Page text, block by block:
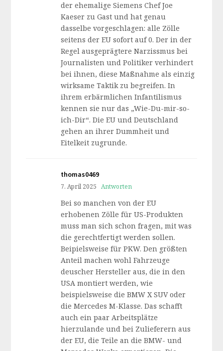
der ehemalige Siemens Chef Joe
Kaeser zu Gast und hat genau
dasselbe vorgeschlagen: alle Zölle
seitens der EU sofort auf 0. Der in der
Regel ausgeprägtere Narzissmus bei
Journalisten und Politiker verhindert
bei ihnen, diese Maßnahme als einzig
wirksame Taktik zu begreifen. In
ihrem erbärmlichen Infantilismus
kennen sie nur das „Wie-Du-mir-so-
ich-Dir“. Die EU und Deutschland
gehen an ihrer Dummheit und
Eitelkeit zugrunde.
thomas0469
7. April 2025 Antworten
Bei so manchen von der EU
erhobenen Zölle für US-Produkten
muss man sich schon fragen, mit was
die gerechtfertigt werden sollen.
Beipielsweise für PKW. Den größten
Anteil machen wohl Fahrzeuge
deuscher Hersteller aus, die in den
USA montiert werden, wie
beispielsweise die BMW X SUV oder
die Mercedes M-Klasse. Das schafft
auch ein paar Arbeitsplätze
hierzulande und bei Zulieferern aus
der EU, die Teile an die BMW- und